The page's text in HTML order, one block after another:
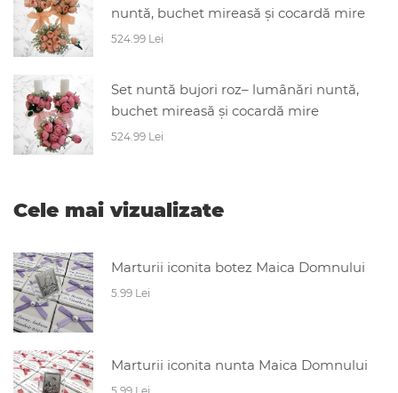
nuntă, buchet mireasă și cocardă mire
524.99 Lei
Set nuntă bujori roz– lumânări nuntă,
buchet mireasă și cocardă mire
524.99 Lei
Cele mai vizualizate
Marturii iconita botez Maica Domnului
5.99 Lei
Marturii iconita nunta Maica Domnului